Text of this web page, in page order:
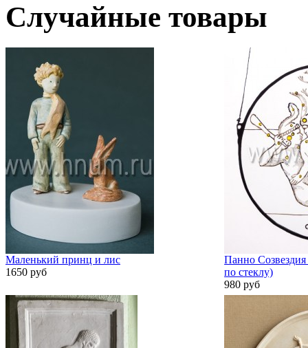
Случайные товары
Маленький принц и лис
1650 руб
Панно
по стеклу)
980 руб